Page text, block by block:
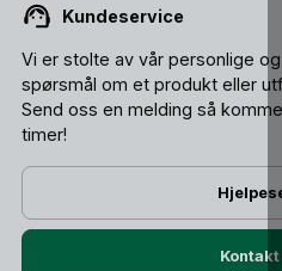
Kundeservice
Vi er stolte av vår personlige
spørsmål om et produkt eller
Send oss ​​en melding så
timer!